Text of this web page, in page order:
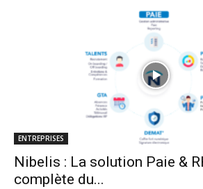
ENTREPRISES
Nibelis : La solution Paie &
complète du...